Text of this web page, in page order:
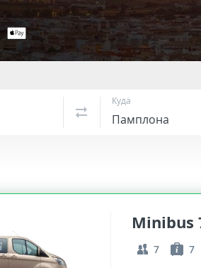
Куда
Minibus
7 7